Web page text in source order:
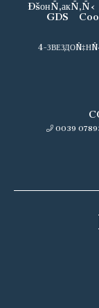
ÐšонÑ‚акÑ‚Ñ‹
GDS
4-
0039